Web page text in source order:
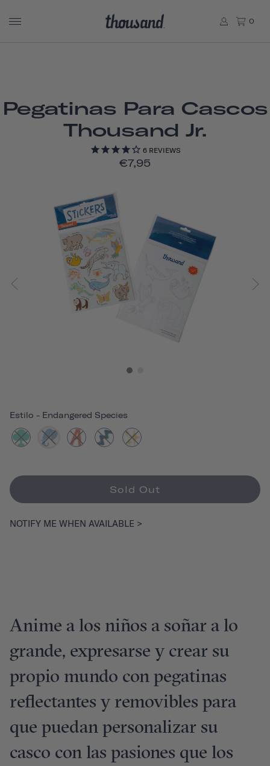
0
Pegatinas Para Cascos
Thousand Jr.
6 REVIEWS
€7,95
Estilo - Endangered Species
Sold Out
NOTIFY ME WHEN AVAILABLE >
Anime a los niños a soñar a lo
grande, expresarse y crear su
propio mundo con pegatinas
reflectantes y removibles para
que puedan personalizar su
casco con las pasiones que los